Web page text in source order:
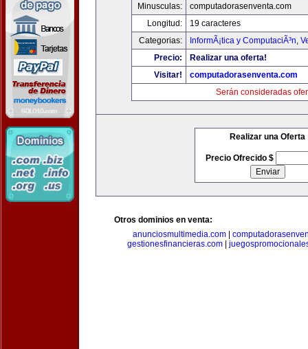
Minusculas:
computadorasenventa.com
Longitud:
19 caracteres
Categorias:
InformÃ¡tica y ComputaciÃ³n,
Precio:
Realizar una oferta!
Visitar!
computadorasenventa.com
Serán consideradas
Realizar una Oferta
Precio Ofrecido $
Otros dominios en venta:
anunciosmultimedia.com
gestionesfinancieras.com